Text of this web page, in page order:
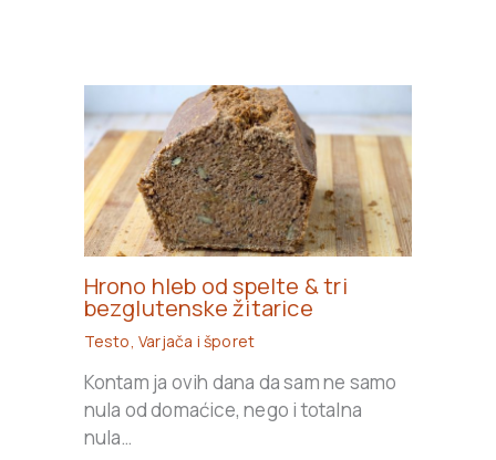
Hrono hleb od spelte & tri
bezglutenske žitarice
Testo ,Varjača i šporet
Kontam ja ovih dana da sam ne samo
nula od domaćice, nego i totalna
nula…